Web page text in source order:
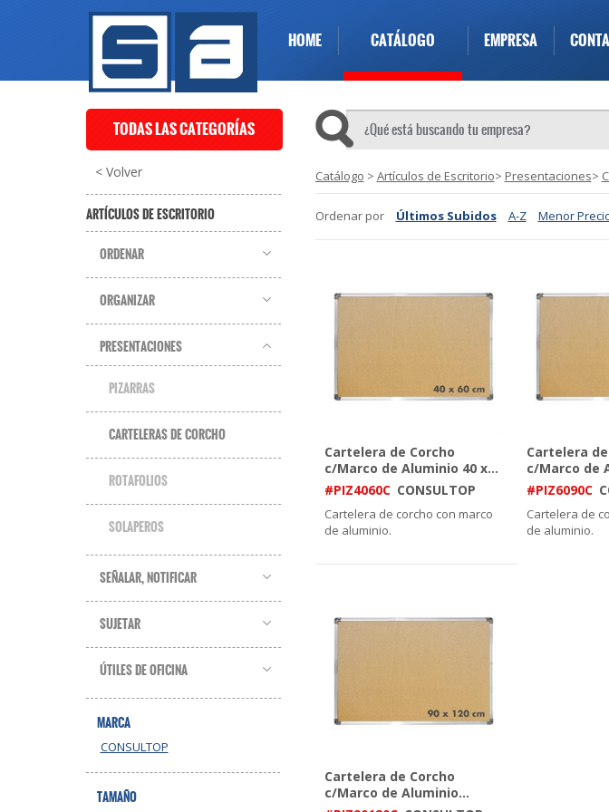
HOME CATÁLOGO EMPRESA
TODAS LAS CATEGORÍAS
< Volver
ARTÍCULOS DE ESCRITORIO
ORDENAR
ORGANIZAR
PRESENTACIONES
PIZARRAS
CARTELERAS DE CORCHO
ROTAFOLIOS
SOLAPEROS
SEÑALAR, NOTIFICAR
SUJETAR
ÚTILES DE OFICINA
MARCA
CONSULTOP
TAMAÑO
Catálogo > Artículos de Escritorio> Presentaciones>
Ordenar por Últimos Subidos A-Z Menor
Cartelera de Corcho
c/Marco de Aluminio 40 x...
#PIZ4060C CONSULTOP
Cartelera de corcho con marco
de aluminio.
Cartelera
c/Marco de
#PIZ6090C
Cartelera de
de aluminio.
Cartelera de Corcho
c/Marco de Aluminio...